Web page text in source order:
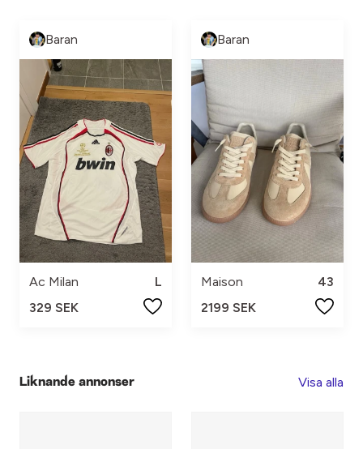
Baran
Ac Milan
L
329 SEK
Baran
Maison
43
2199 SEK
Liknande annonser Visa alla